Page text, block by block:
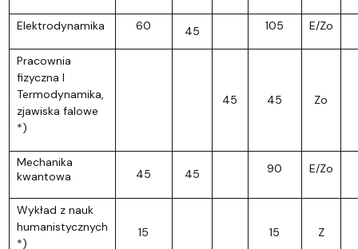
Elektrodynamika 60 45 105 E/Zo
Pracownia
fizyczna I
Termodynamika,
zjawiska falowe
*)
45 45 Zo
Mechanika
kwantowa
45 45 90 E/Zo
Wykład z nauk
humanistycznych
*)
15 15 Z